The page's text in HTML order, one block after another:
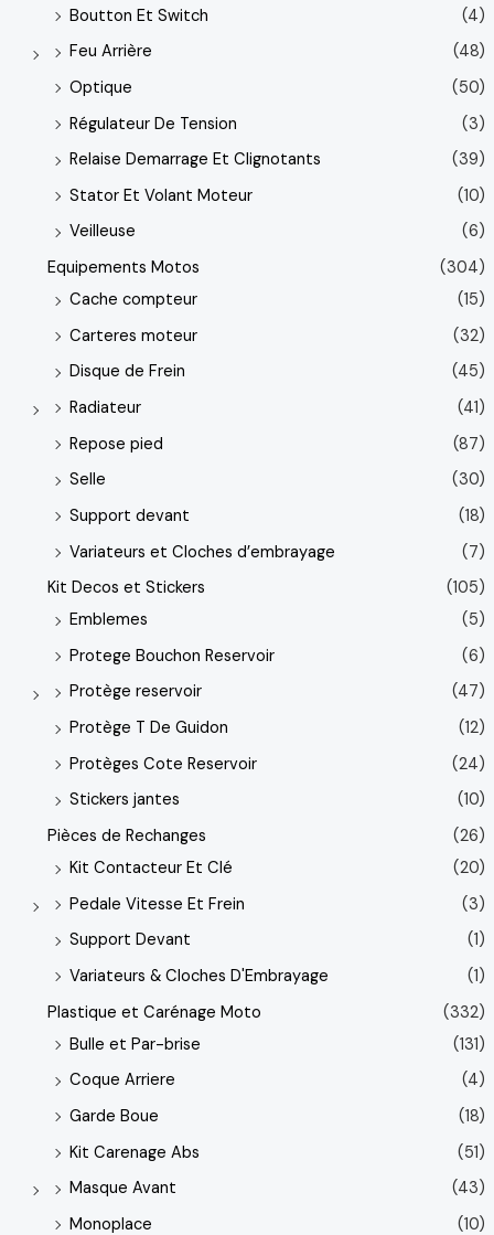
Boutton Et Switch
(4)
Feu Arrière
(48)
Optique
(50)
Régulateur De Tension
(3)
Relaise Demarrage Et Clignotants
(39)
Stator Et Volant Moteur
(10)
Veilleuse
(6)
Equipements Motos
(304)
Cache compteur
(15)
Carteres moteur
(32)
Disque de Frein
(45)
Radiateur
(41)
Repose pied
(87)
Selle
(30)
Support devant
(18)
Variateurs et Cloches d’embrayage
(7)
Kit Decos et Stickers
(105)
Emblemes
(5)
Protege Bouchon Reservoir
(6)
Protège reservoir
(47)
Protège T De Guidon
(12)
Protèges Cote Reservoir
(24)
Stickers jantes
(10)
Pièces de Rechanges
(26)
Kit Contacteur Et Clé
(20)
Pedale Vitesse Et Frein
(3)
Support Devant
(1)
Variateurs & Cloches D'Embrayage
(1)
Plastique et Carénage Moto
(332)
Bulle et Par-brise
(131)
Coque Arriere
(4)
Garde Boue
(18)
Kit Carenage Abs
(51)
Masque Avant
(43)
Monoplace
(10)